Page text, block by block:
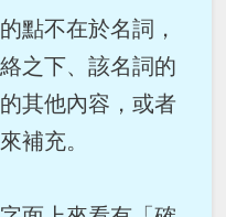
點不在於名詞，
之下、該名詞的
其他內容，或者
補充。